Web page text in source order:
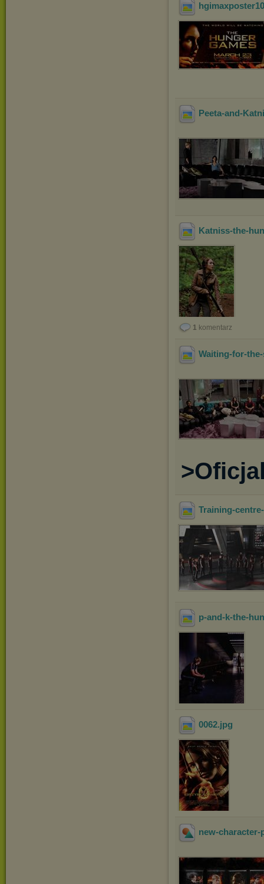
Peeta-and-
Katniss-the-
1 komentarz
Waiting-for-
Training-
p-and-k-the-
0062.jpg
new-character-